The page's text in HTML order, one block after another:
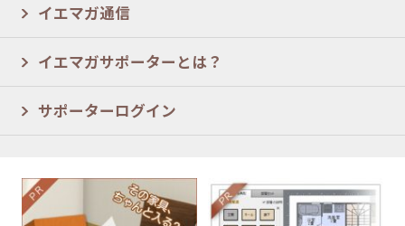
イエマガ通信
イエマガサポーターとは？
サポーターログイン